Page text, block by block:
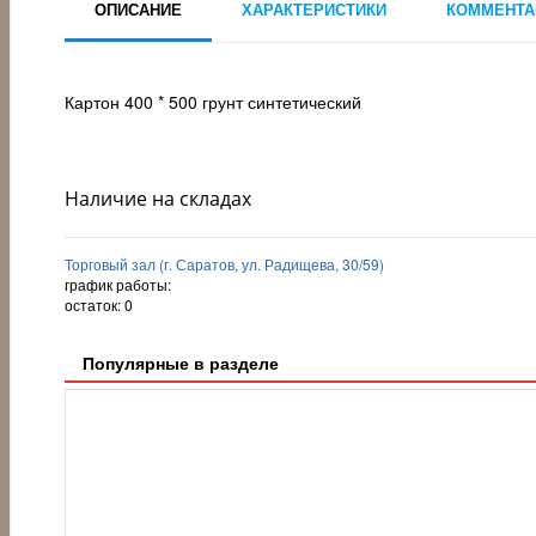
ОПИСАНИЕ ХАРАКТЕРИСТИКИ
Картон 400 * 500 грунт синтетический
Наличие на складах
Торговый зал (г. Саратов, ул. Радищева, 30/59)
график работы:
остаток:0
Популярные в разделе